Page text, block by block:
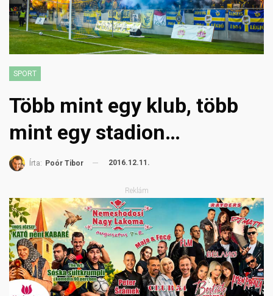
SPORT
Több mint egy klub, több
mint egy stadion…
Írta: Poór Tibor 2016.12.11.
Reklám